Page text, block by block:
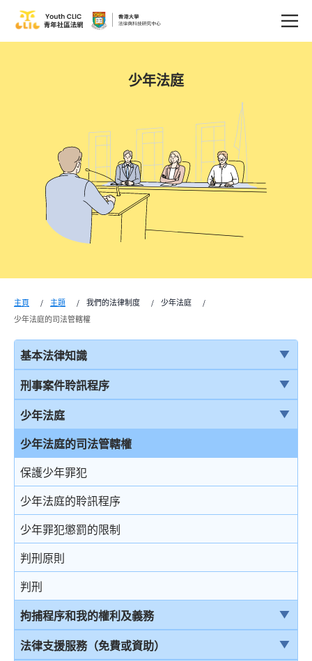
少年法庭
主頁 主題 我們的法律制度
少年法庭
少年法庭的司法管轄權
基本法律知識
法治
香港法律來源
刑事訴訟及民事訴訟
事務律師與大律師
簡介律政司
香港法院及司法機構
刑事案件聆訊程序
刑事案件一般聆訊程序
經公訴程序定罪及經簡易程序定罪
首次聆訊
認罪
求情及判刑
認罪對判刑的影響
不認罪
審訊
結案陳詞及裁決
少年法庭
少年法庭的司法管轄權
保護少年罪犯
少年法庭的聆訊程序
少年罪犯懲罰的限制
判刑原則
判刑
拘捕程序和我的權利及義務
引言
法律支援服務（免費或資助）